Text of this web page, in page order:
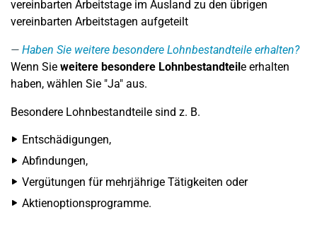
vereinbarten Arbeitstage im Ausland zu den übrigen
vereinbarten Arbeitstagen aufgeteilt
Haben Sie weitere besondere Lohnbestandteile erhalten?
Wenn Sie weitere besondere Lohnbestandteile erhalten
haben, wählen Sie "Ja" aus.
Besondere Lohnbestandteile sind z. B.
Entschädigungen,
Abfindungen,
Vergütungen für mehrjährige Tätigkeiten oder
Aktienoptionsprogramme.